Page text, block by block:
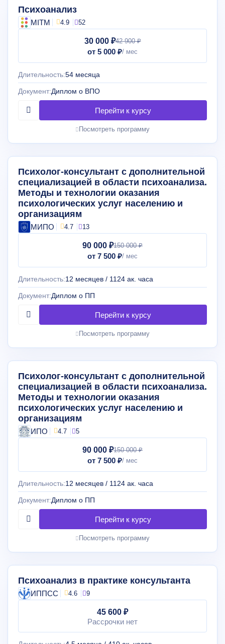
Психоанализ
MITM 4.9 52
30 000 ₽42 900 ₽
от 5 000 ₽
Длительность:54 месяца
Документ:Диплом о ВПО
Посмотреть программу
Психолог-консультант с дополнительной
специализацией в области психоанализа.
Методы и технологии оказания
психологических услуг населению и
организациям
МИПО 4.7 13
90 000 ₽150 000 ₽
от 7 500 ₽
Длительность:12 месяцев / 1124 ак. часа
Документ:Диплом о ПП
Посмотреть программу
Психолог-консультант с дополнительной
специализацией в области психоанализа.
Методы и технологии оказания
психологических услуг населению и
организациям
ИПО 4.7 5
90 000 ₽150 000 ₽
от 7 500 ₽
Длительность:12 месяцев / 1124 ак. часа
Документ:Диплом о ПП
Посмотреть программу
Психоанализ в практике консультанта
ИППСС 4.6 9
45 600 ₽
Рассрочки нет